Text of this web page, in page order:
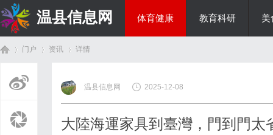
温县信息网 体育健康 教育科研 美
门户 资讯
›
详情
温县信息网 2025-12-08
大陸海運家具到臺灣，門到門太